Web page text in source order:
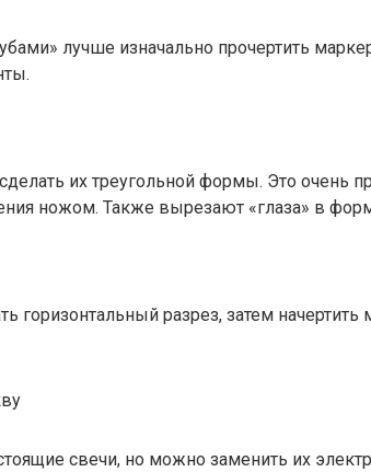
лучше изначально прочертить
их треугольной формы. Это очень
ножом. Также вырезают «глаза» в
горизонтальный разрез, затем
свечи, но можно заменить их